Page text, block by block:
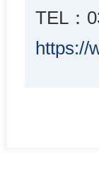
TEL：
https://